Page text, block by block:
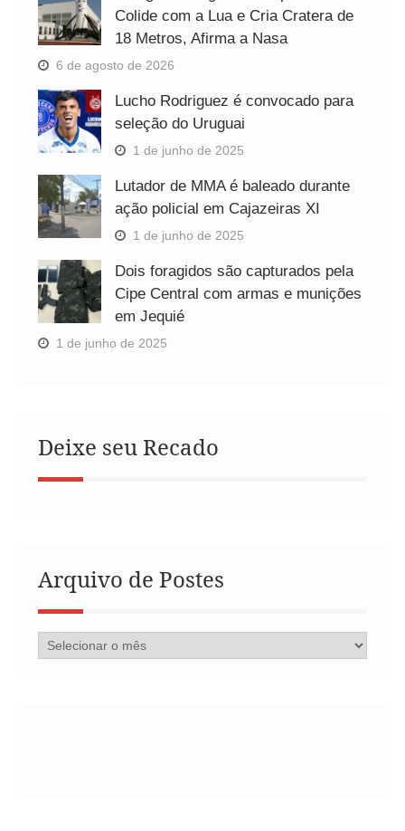
Colide com a Lua e Cria Cratera de
18 Metros, Afirma a Nasa
6 de agosto de 2026
Lucho Rodriguez é convocado para
seleção do Uruguai
1 de junho de 2025
Lutador de MMA é baleado durante
ação policial em Cajazeiras XI
1 de junho de 2025
Dois foragidos são capturados pela
Cipe Central com armas e munições
em Jequié
1 de junho de 2025
Deixe seu Recado
Arquivo de Postes
Arquivo
de